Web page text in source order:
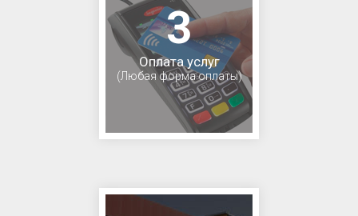
3
Оплата услуг
(Любая форма оплаты)